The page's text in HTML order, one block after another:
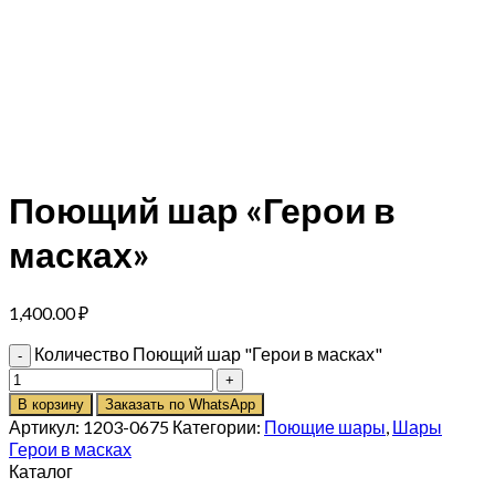
Поющий шар «Герои в
масках»
1,400.00₽
Количество Поющий шар "Герои в масках"
В корзину Заказать по WhatsApp
Артикул: 1203-0675 Категории: Поющие шары, Шары
Герои в масках
Каталог